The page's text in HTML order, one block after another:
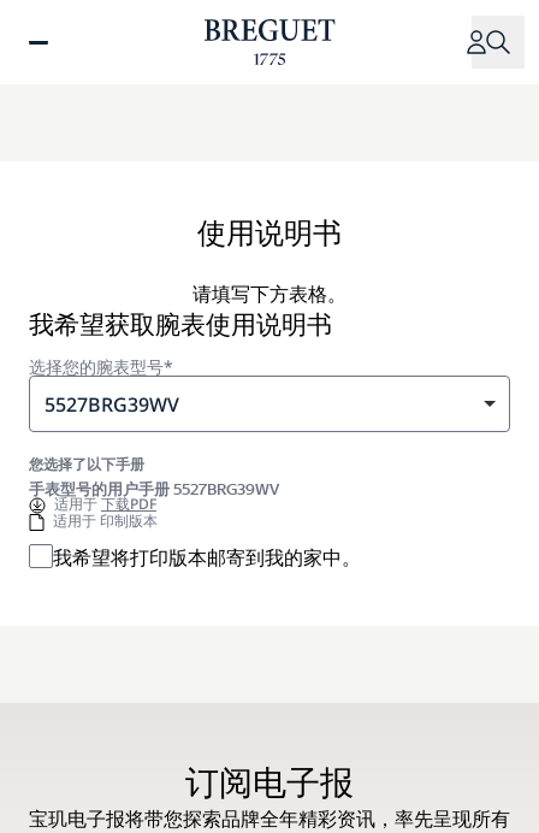
使用说明书
请填写下方表格。
我希望获取腕表使用说明书
选择您的腕表型号*
5527BRG39WV
您选择了以下手册
手表型号的用户手册 5527BRG39WV
适用于下载PDF
适用于 印制版本
我希望将打印版本邮寄到我的家中。
订阅电子报
宝玑电子报将带您探索品牌全年精彩资讯，率先呈现所有